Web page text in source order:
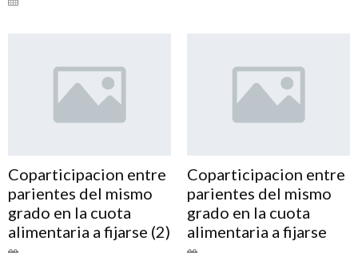
Coparticipacion entre
parientes del mismo
grado en la cuota
alimentaria a fijarse (2)
Coparticipacion entre
parientes del mismo
grado en la cuota
alimentaria a fijarse